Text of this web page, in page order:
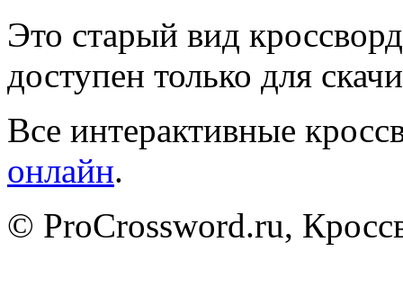
Это старый вид
доступен только для
Все интерактивные
онлайн.
© ProCrossword.ru,